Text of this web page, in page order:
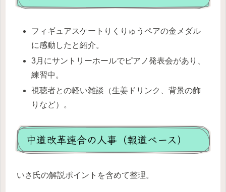
フィギュアスケートりくりゅうペアの金メダル
に感動したと紹介。
3月にサントリーホールでピアノ発表会があり、
練習中。
視聴者との軽い雑談（生姜ドリンク、背景の飾
りなど）。
中道改革連合の人事（報道ベース）
いさ氏の解説ポイントを含めて整理。